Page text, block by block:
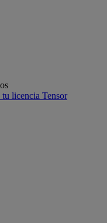
licencia Tensor